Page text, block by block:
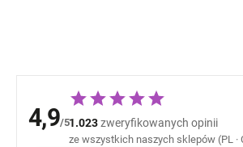
4,9/51.023zweryfikowanych opinii
ze wszystkich naszych sklepów (PL ·